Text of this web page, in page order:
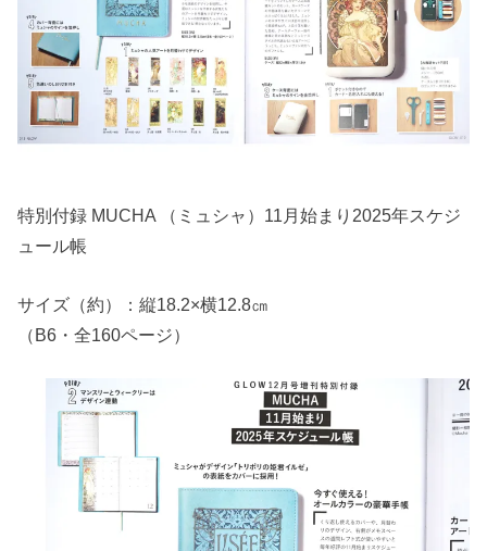
特別付録 MUCHA （ミュシャ）11月始まり2025年スケジ
ュール帳
サイズ（約）：縦18.2×横12.8㎝
（B6・全160ページ）